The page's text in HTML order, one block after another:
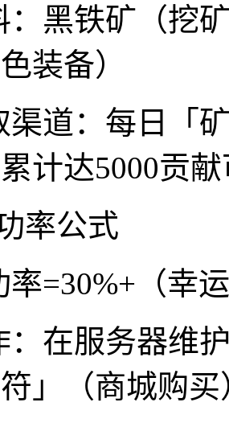
：黑铁矿（挖
装备）
渠道：每日「
计达5000贡
率公式
率=30%+（幸
：在服务器维
」（商城购